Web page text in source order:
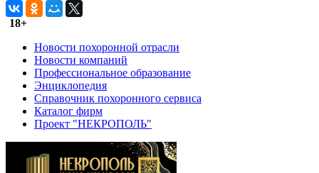
18+
Новости похоронной отрасли
Новости компаний
Профессиональное образование
Энциклопедия
Справочник похоронного сервиса
Каталог фирм
Проект "НЕКРОПОЛЬ"